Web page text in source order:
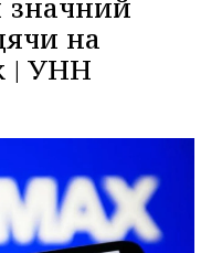
значний
на
| УНН